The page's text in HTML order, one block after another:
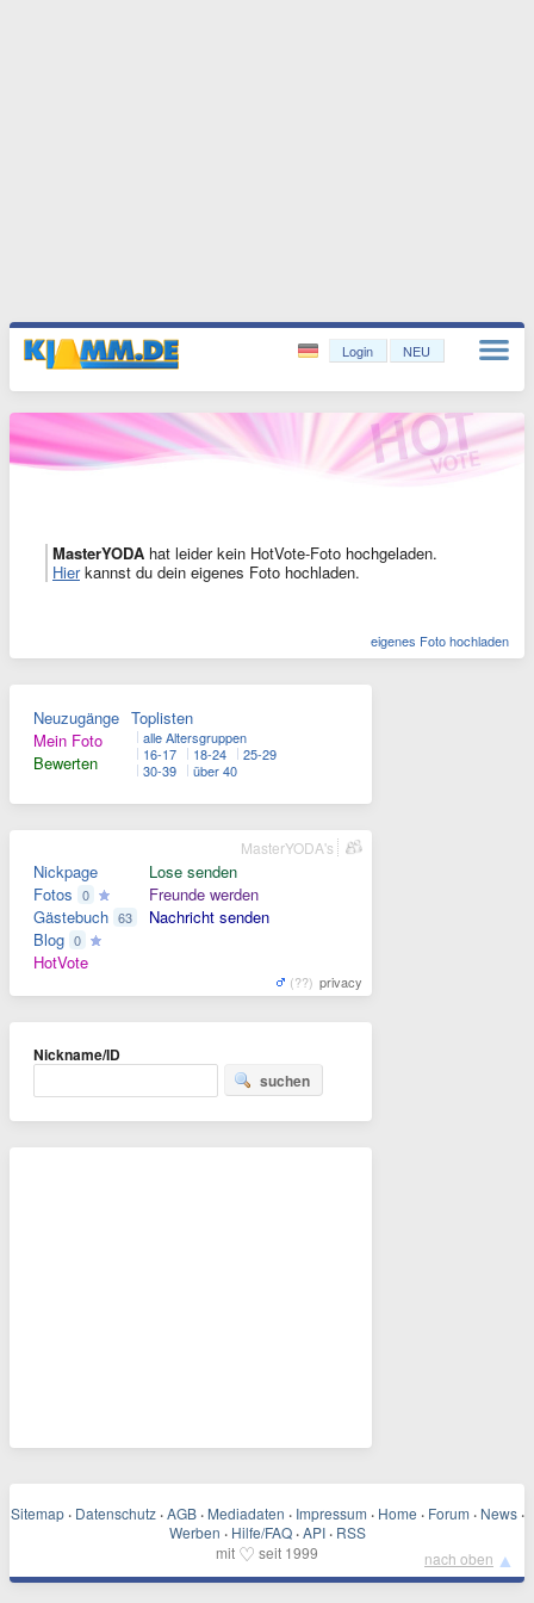
Login NEU
MasterYODA hat leider kein HotVote-Foto hochgeladen.
Hierkannst du dein eigenes Foto hochladen.
eigenes Foto hochladen
Neuzugänge
Mein Foto
Bewerten
Toplisten
alle Altersgruppen
16-17
18-24
25-29
30-39
über 40
Nickpage
Fotos 0
Gästebuch 63
Blog 0
HotVote
Lose senden
Freunde werden
Nachricht senden
(??) privacy
MasterYODA's
Nickname/ID
suchen
Sitemap · Datenschutz · AGB · Mediadaten · Impressum · Home · Forum · News ·
Werben · Hilfe/FAQ · API · RSS
mit ♡ seit 1999 nach oben ▲